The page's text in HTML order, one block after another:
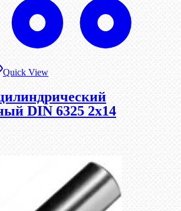
Quick View
DIN 6325 2х14